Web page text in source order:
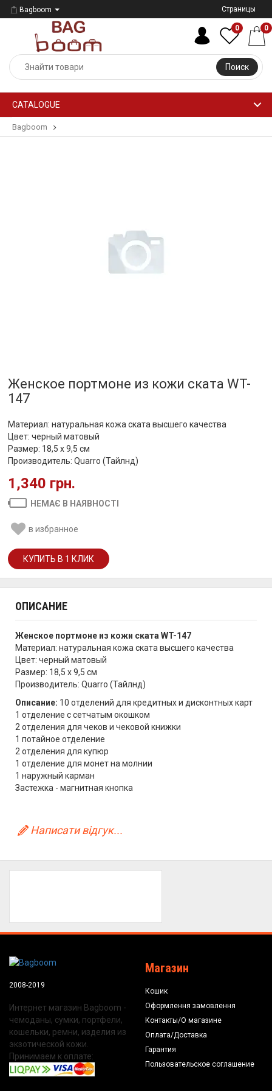
Bagboom Страницы
Поиск
0 0
CATALOGUE
Bagboom
Женское портмоне из кожи ската WT-
147
Материал: натуральная кожа ската высшего качества
Цвет: черный матовый
Размер: 18,5 х 9,5 см
Производитель: Quarro (Тайлнд)
1,340 грн.
НЕМАЄ В НАЯВНОСТІ
в избранное
ОПИСАНИЕ
Женское портмоне из кожи ската WT-147
Материал: натуральная кожа ската высшего качества
Цвет: черный матовый
Размер: 18,5 х 9,5 см
Производитель: Quarro (Тайлнд)
Описание: 10 отделений для кредитных и дисконтных карт
1 отделение с сетчатым окошком
2 отделения для чеков и чековой книжки
1 потайное отделение
2 отделения для купюр
1 отделение для монет на молнии
1 наружный карман
Застежка - магнитная кнопка
Написати відгук...
2008-2019
Интернет магазин Bagboom -
чемоданы, сумки, портфели,
кошельки, ремни, изделия из
экзотической кожи.
Принимаем к оплате:
Магазин
Кошик
Оформлення замовлення
Контакты/О магазине
Оплата/Доставка
Гарантия
Пользовательское соглашение